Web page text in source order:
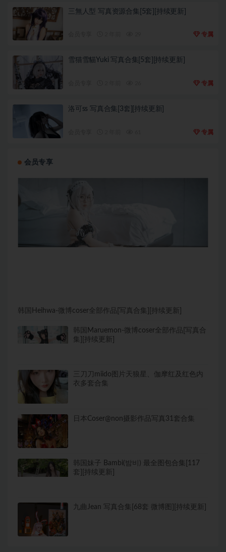
三無人型 写真资源合集[5套][持续更新]
专属
雪猫雪貓Yuki 写真合集[5套][持续更新]
专属
洛可ss 写真合集[3套][持续更新]
专属
会员专享
韩国Heihwa-微博coser全部作品[写真合集][持续更新]
韩国Maruemon-微博coser全部作品[写真合
集][持续更新]
三刀刀miido图片天狼星、伽摩红及红色内
衣多套合集
日本Coser@non摄影作品写真31套合集
韩国妹子 Bambi(밤비) 最全图包合集[117
套][持续更新]
九曲Jean 写真合集[68套 微博图][持续更新]